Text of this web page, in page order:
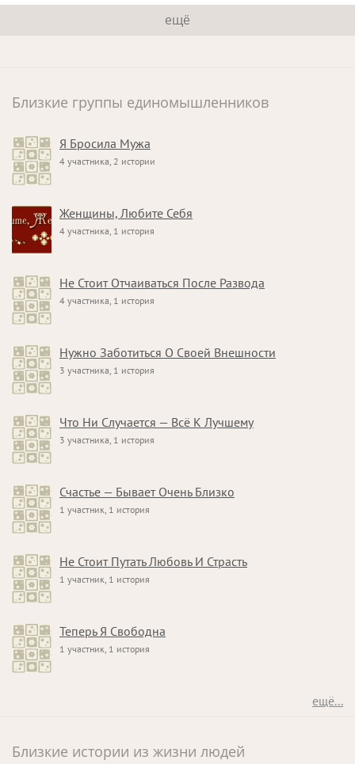
ещё
Близкие группы единомышленников
Я Бросила Мужа
4 участника, 2 истории
Женщины, Любите Себя
4 участника, 1 история
Не Стоит Отчаиваться После Развода
4 участника, 1 история
Нужно Заботиться О Своей Внешности
3 участника, 1 история
Что Ни Случается — Всё К Лучшему
3 участника, 1 история
Счастье — Бывает Очень Близко
1 участник, 1 история
Не Стоит Путать Любовь И Страсть
1 участник, 1 история
Теперь Я Свободна
1 участник, 1 история
ещё...
Близкие истории из жизни людей